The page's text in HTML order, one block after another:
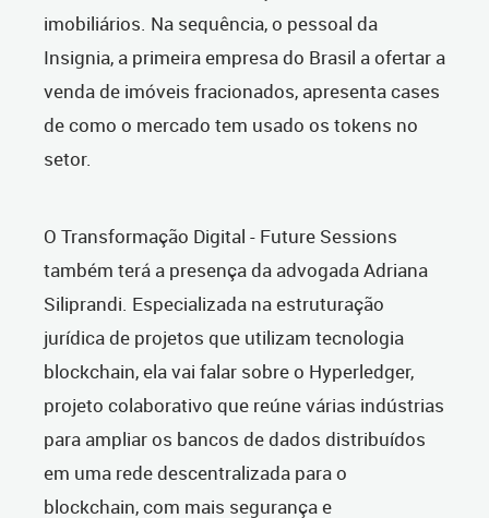
imobiliários. Na sequência, o pessoal da
Insignia, a primeira empresa do Brasil a ofertar a
venda de imóveis fracionados, apresenta cases
de como o mercado tem usado os tokens no
setor.
O Transformação Digital - Future Sessions
também terá a presença da advogada Adriana
Siliprandi. Especializada na estruturação
jurídica de projetos que utilizam tecnologia
blockchain, ela vai falar sobre o Hyperledger,
projeto colaborativo que reúne várias indústrias
para ampliar os bancos de dados distribuídos
em uma rede descentralizada para o
blockchain, com mais segurança e